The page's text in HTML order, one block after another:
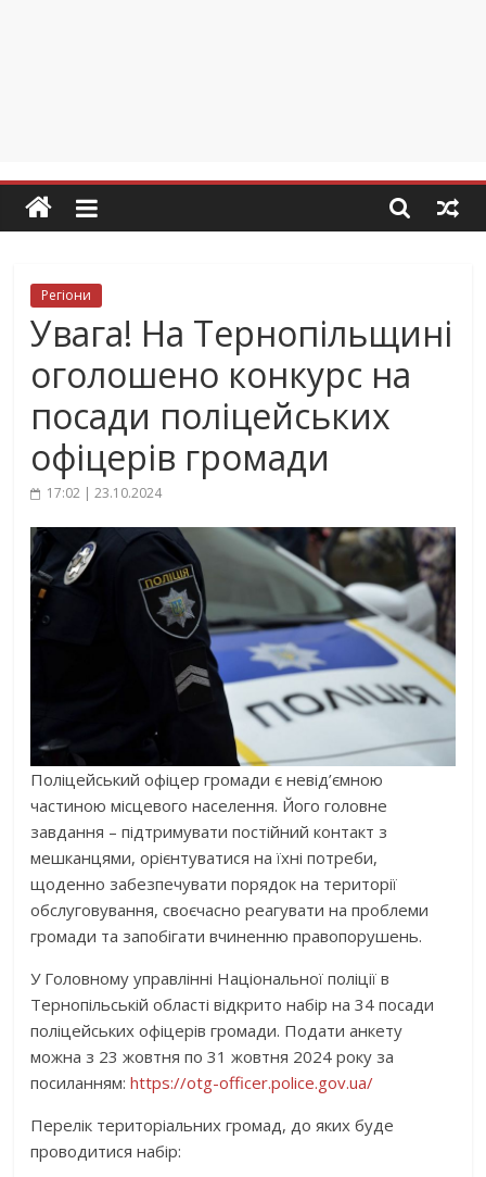
Регіони
Увага! На Тернопільщині
оголошено конкурс на
посади поліцейських
офіцерів громади
17:02 | 23.10.2024
Поліцейський офіцер громади є невід’ємною
частиною місцевого населення. Його головне
завдання – підтримувати постійний контакт з
мешканцями, орієнтуватися на їхні потреби,
щоденно забезпечувати порядок на території
обслуговування, своєчасно реагувати на проблеми
громади та запобігати вчиненню правопорушень.
У Головному управлінні Національної поліції в
Тернопільській області відкрито набір на 34 посади
поліцейських офіцерів громади. Подати анкету
можна з 23 жовтня по 31 жовтня 2024 року за
посиланням:https://otg-officer.police.gov.ua/
Перелік територіальних громад, до яких буде
проводитися набір: